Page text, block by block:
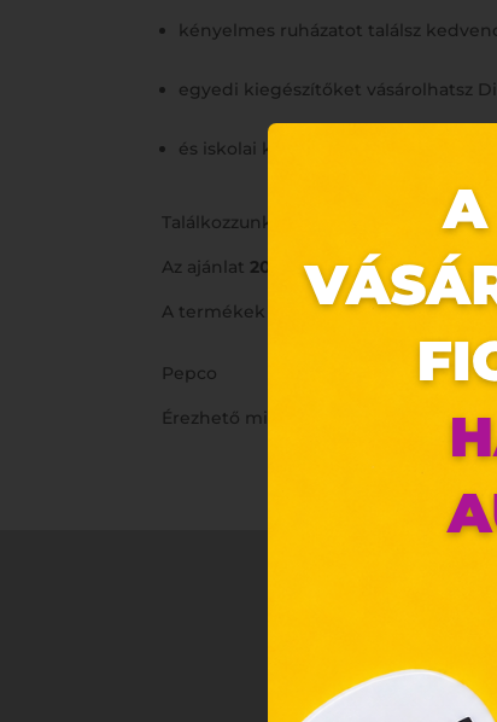
kényelmes ruházatot találsz
egyedi kiegészítőket vásárolhatsz
és iskolai kiegészítők széles
Találkozzunk a Pepco-ban! Addig is:
Az ajánlat 2024.08.15-től 2024.08.21-ig
A termékek időszakosan érkeznek
Pepco
Érezhető minőség, szerethető áron.